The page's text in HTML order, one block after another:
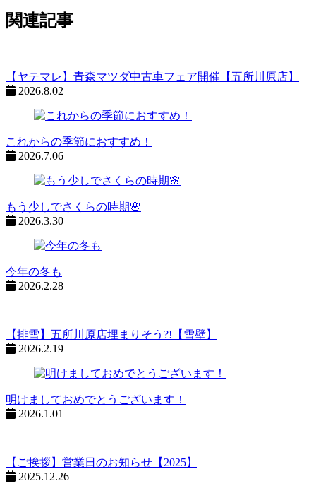
ジ
ネ
シ
ョ
%title
関連記事
【ヤテマレ】青森マツダ中古車フェア開催【五所川原店】
2026.8.02
これからの季節におすすめ！
2026.7.06
もう少しでさくらの時期🌸
2026.3.30
今年の冬も
2026.2.28
【排雪】五所川原店埋まりそう?!【雪壁】
2026.2.19
明けましておめでとうございます！
2026.1.01
【ご挨拶】営業日のお知らせ【2025】
2025.12.26